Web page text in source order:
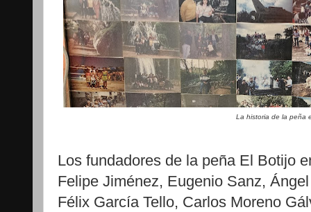
La historia de la peña
Los fundadores de la peña El Botijo
Felipe Jiménez, Eugenio Sanz,
Félix García Tello, Carlos Moreno